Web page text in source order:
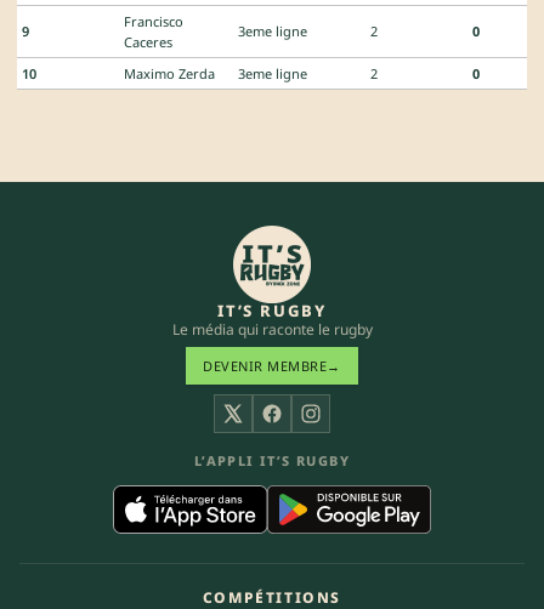
9
Francisco
Caceres
3eme ligne 2 0
10 Maximo Zerda 3eme ligne 2 0
IT’S RUGBY
Le média qui raconte le rugby
DEVENIR MEMBRE→
X FacebookInstagram
L’APPLI IT’S RUGBY
COMPÉTITIONS